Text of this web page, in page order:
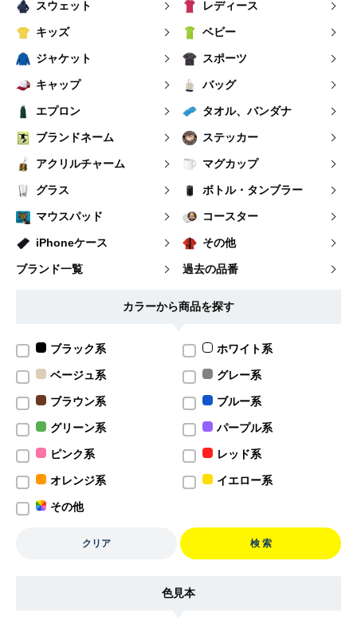
スウェット レディース
キッズ ベビー
ジャケット スポーツ
キャップ バッグ
エプロン タオル、バンダナ
ブランドネーム ステッカー
アクリルチャーム マグカップ
グラス ボトル・タンブラー
マウスパッド コースター
iPhoneケース その他
ブランド一覧 過去の品番
カラーから商品を探す
ブラック系 ホワイト系
ベージュ系 グレー系
ブラウン系 ブルー系
グリーン系 パープル系
ピンク系 レッド系
オレンジ系 イエロー系
その他
クリア 検 索
色見本